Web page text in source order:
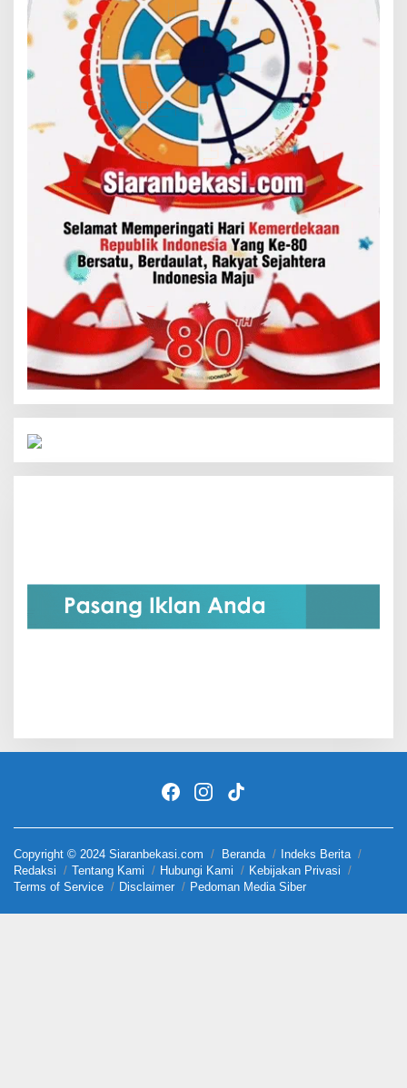
Copyright © 2024 Siaranbekasi.com Beranda
Indeks Berita
Redaksi
Tentang Kami Hubungi Kami
Kebijakan Privasi
Terms of Service
Disclaimer Pedoman Media Siber